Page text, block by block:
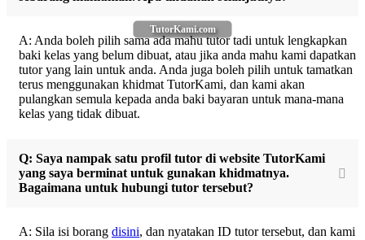
TutorKami.com
A: Anda boleh pilih sama ada mahu tutor tadi untuk lengkapkan
baki kelas yang belum dibuat, atau jika anda mahu kami dapatkan
tutor yang lain untuk anda. Anda juga boleh pilih untuk tamatkan
terus menggunakan khidmat TutorKami, dan kami akan
pulangkan semula kepada anda baki bayaran untuk mana-mana
kelas yang tidak dibuat.
Q: Saya nampak satu profil tutor di website TutorKami
yang saya berminat untuk gunakan khidmatnya.
Bagaimana untuk hubungi tutor tersebut?
A: Sila isi borang disini, dan nyatakan ID tutor tersebut, dan kami